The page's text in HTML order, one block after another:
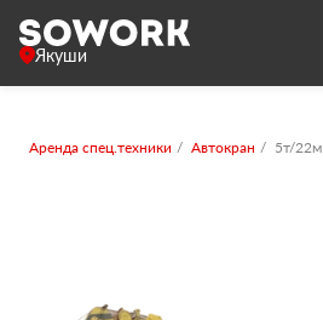
Якуши
Аренда спец.техники Автокран 5т/22м